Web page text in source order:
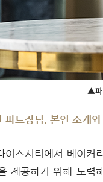
▲파
파트장님. 본인 소개
이스시티에서 베이
제공하기 위해 노력